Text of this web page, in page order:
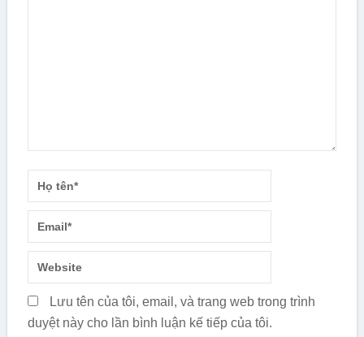
Lưu tên của tôi, email, và trang web trong trình
duyệt này cho lần bình luận kế tiếp của tôi.